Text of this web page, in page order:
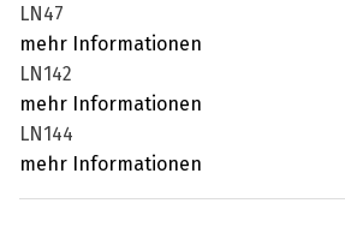
LN47
mehr Informationen
LN142
mehr Informationen
LN144
mehr Informationen